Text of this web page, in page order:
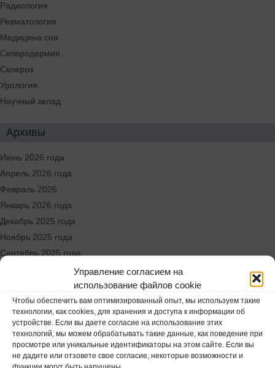
Управление согласием на
использование файлов cookie
Чтобы обеспечить вам оптимизированный опыт, мы используем такие
технологии, как cookies, для хранения и доступа к информации об
устройстве. Если вы даете согласие на использование этих
технологий, мы можем обрабатывать такие данные, как поведение при
просмотре или уникальные идентификаторы на этом сайте. Если вы
не дадите или отзовете свое согласие, некоторые возможности и
Радиология
Ревматология
Медицина сна
Склеродермия
Склероз
Урология
Научный вклад
Архивы
Июнь 2026 года
Апрель 2026 года
Февраль 2026
Январь 2026 года
Декабрь 2025 года
Ноябрь 2025 года
Сентябрь 2025 года
Май 2025 г.
Апрель 2025 года
Март 2025 года